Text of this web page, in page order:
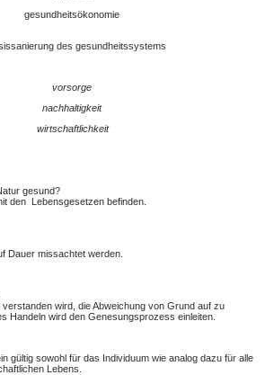
gesundheitsökonomie
des gesundheitssystems
vorsorge
nachhaltigkeit
wirtschaftlichkeit
gesund?
den Lebensgesetzen befinden.
Dauer missachtet werden.
wird, die Abweichung von Grund auf zu
Handeln wird den Genesungsprozess einleiten.
gültig sowohl für das Individuum wie analog dazu für alle
Lebens.